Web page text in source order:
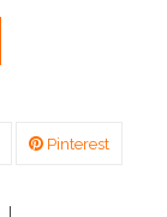
Pinterest